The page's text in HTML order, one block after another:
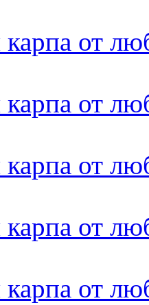
от
от
от
от
от